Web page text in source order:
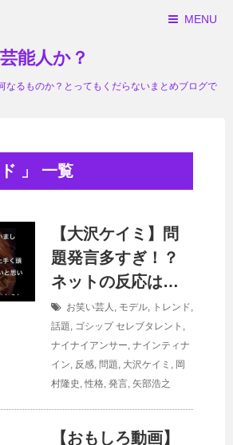
MENU
能人か？
なるものか？とってもくだらないまとめブログで
ド 」 一覧
【大沢ケイミ】問
題発言多すぎ！？
ネットの反応は…
お笑い芸人 , モデル, トレンド,
話題, ゴシップ セレブタレント ,
ナイナイアンサー, ナインティナ
イン, 反感, 問題, 大沢ケイミ , 岡
村隆史 , 性格, 発言, 矢部浩之
【おもしろ動画】